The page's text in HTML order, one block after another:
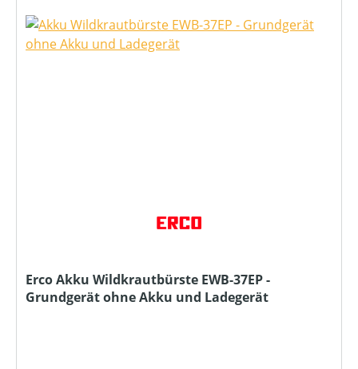
Erco Akku Wildkrautbürste EWB-37EP -
Grundgerät ohne Akku und Ladegerät